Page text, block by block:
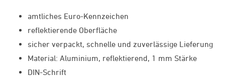
amtliches Euro-Kennzeichen
reflektierende Oberfläche
sicher verpackt, schnelle und zuverlässige Lieferung
Material: Aluminium, reflektierend, 1 mm Stärke
DIN-Schrift